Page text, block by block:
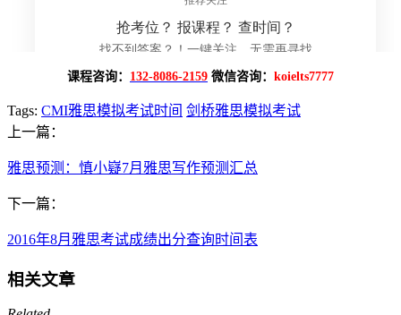
课程咨询： 132-8086-2159 微信咨询： koielts7777
Tags: CMI雅思模拟考试时间 剑桥雅思模拟考试
上一篇：
雅思预测：慎小嶷7月雅思写作预测汇总
下一篇：
2016年8月雅思考试成绩出分查询时间表
相关文章